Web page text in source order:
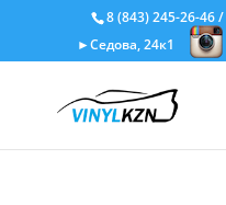
8 (843) 245-26-46/
►Седова, 24к1